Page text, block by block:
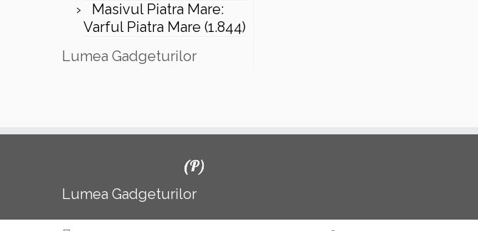
Masivul Piatra Mare:
Varful Piatra Mare (1.844)
Lumea Gadgeturilor
(P)
Lumea Gadgeturilor